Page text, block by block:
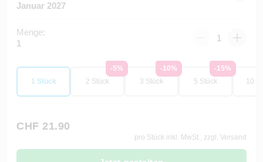
Januar 2027
Menge:
1
1 Stück
-5%
2 Stück
-10%
3 Stück
-15%
5 Stück
10
CHF 21.90
pro Stück inkl. MwSt., zzgl. Versand